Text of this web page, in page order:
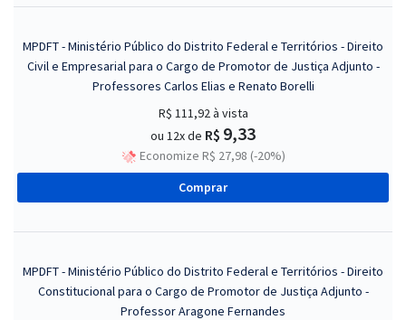
MPDFT - Ministério Público do Distrito Federal e Territórios - Direito
Civil e Empresarial para o Cargo de Promotor de Justiça Adjunto -
Professores Carlos Elias e Renato Borelli
R$ 111,92à vista
ou 12x de R$ 9,33
Economize R$ 27,98 (-20%)
Comprar
MPDFT - Ministério Público do Distrito Federal e Territórios - Direito
Constitucional para o Cargo de Promotor de Justiça Adjunto -
Professor Aragone Fernandes